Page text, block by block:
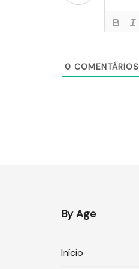
0 COMENTÁRIOS
By Age
Início